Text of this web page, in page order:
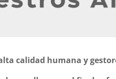
calidad humana y